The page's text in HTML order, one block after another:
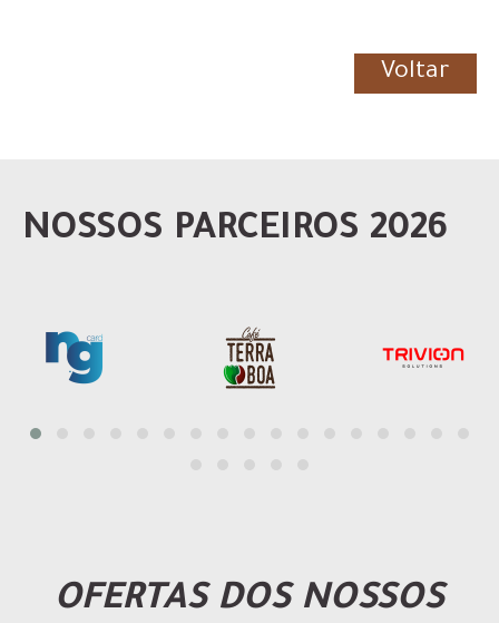
Voltar
NOSSOS PARCEIROS 2026
OFERTAS DOS NOSSOS